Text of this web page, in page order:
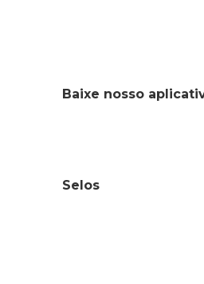
Baixe nosso
Selos